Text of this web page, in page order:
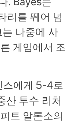
리를 뛰어 넘
나중에 사
게임에서 조